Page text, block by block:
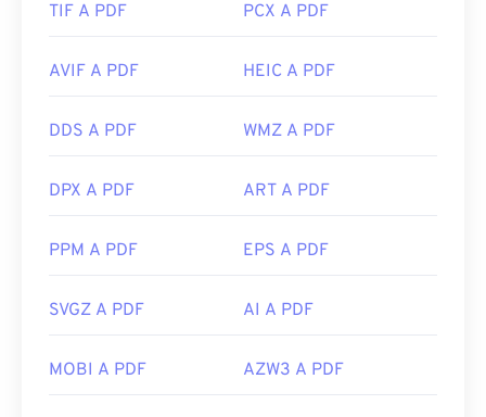
TIF A PDF PCX A PDF
AVIF A PDF HEIC A PDF
DDS A PDF WMZ A PDF
DPX A PDF ART A PDF
PPM A PDF EPS A PDF
SVGZ A PDF AI A PDF
MOBI A PDF AZW3 A PDF